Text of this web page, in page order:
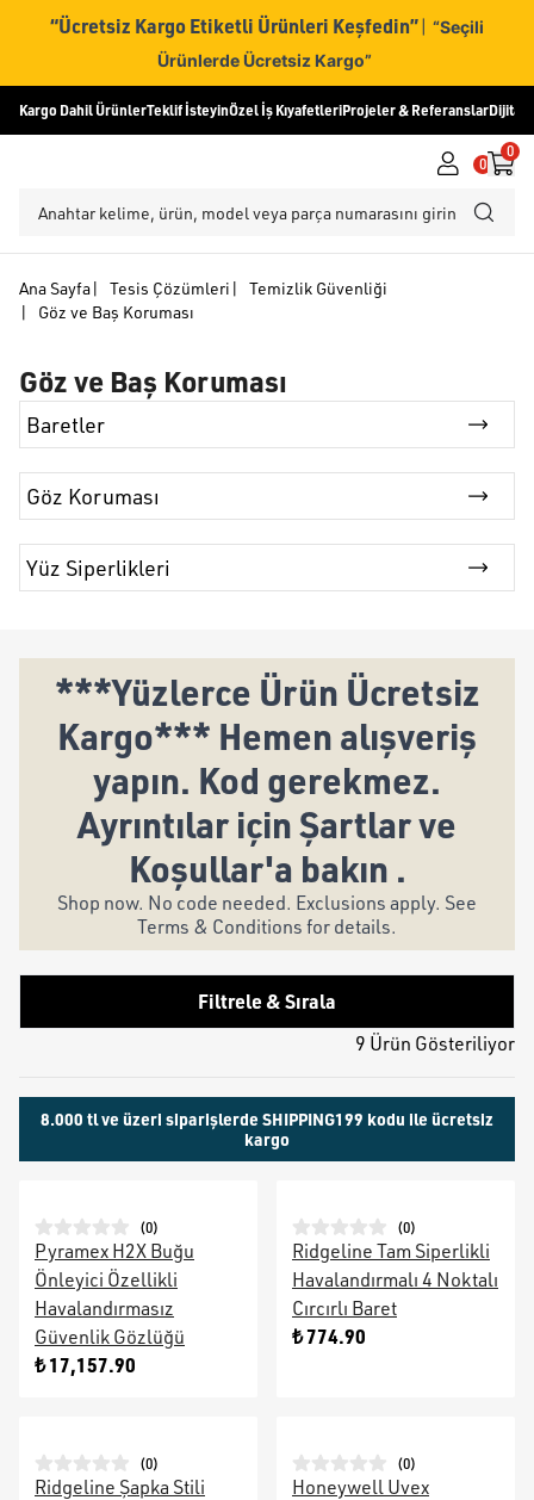
“Ücretsiz Kargo Etiketli Ürünleri Keşfedin” | “Seçili
Ürünlerde Ücretsiz Kargo”
Kargo Dahil ÜrünlerTeklif İsteyinÖzel İş KıyafetleriProjeler & ReferanslarDijital
0
0
Ana Sayfa| Tesis Çözümleri |
Temizlik Güvenliği
|
Göz ve Baş Koruması
Göz ve Baş Koruması
Baretler
Göz Koruması
Yüz Siperlikleri
***Yüzlerce Ürün Ücretsiz
Kargo*** Hemen alışveriş
yapın. Kod gerekmez.
Ayrıntılar için Şartlar ve
Koşullar'a bakın .
Shop now. No code needed. Exclusions apply. See
Terms & Conditions for details.
Filtrele & Sırala
9 Ürün Gösteriliyor
8.000 tl ve üzeri siparişlerde SHIPPING199 kodu ile ücretsiz
kargo
(0)
Pyramex H2X Buğu
Önleyici Özellikli
Havalandırmasız
Güvenlik Gözlüğü
₺ 17,157.90
(0)
Ridgeline Tam Siperlikli
Havalandırmalı 4 Noktalı
Cırcırlı Baret
₺ 774.90
(0)
Ridgeline Şapka Stili
(0)
Honeywell Uvex